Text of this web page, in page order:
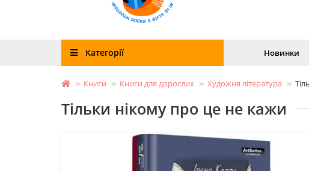
Категорії Новинки
Книги Книги для дорослих Художня література
Тільки нікому про це не кажи